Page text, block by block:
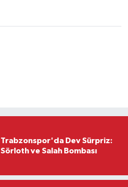
Trabzonspor'da Dev Sürpriz:
Sörloth ve Salah Bombası